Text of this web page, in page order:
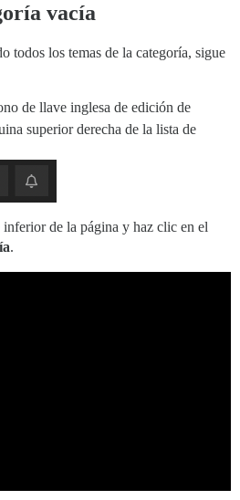
vacía
todos los temas de la categoría, sigue
de llave inglesa de edición de
superior derecha de la lista de
inferior de la página y haz clic en el
.